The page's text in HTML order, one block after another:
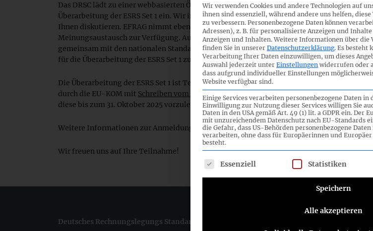
Das DRSC lädt zu einer webbasierten Öffentlichen Diskussionsveranstaltung (ÖD) zur
Überarbeitung der ESRS Set 1 ein. Wir informieren über die aktuellen Vorschläge und
Ihnen diskutieren. EFRAG nimmt ebenfalls an der Veranstaltung teil und steht für einen
Meinungsaustausch zur Verfügung. Auch in anderen EU-Mitgliedstaaten werden derzeit –
gemeinsam mit den nationalen Standardsetzern – ähnliche Veranstaltungen vorbereitet,
für die Überarbeitung der ESRS Set 1 zu diskutieren.
Die Überarbeitung der ESRS Set 1 ist Teil der Omnibus-Initiative der EU-Kommission.
durch die EU-KOM mit Schreiben vom 27. März 2025 mit der Überarbeitung beauftragt und
diese bis zum 31. Oktober 2025 vorzulegen.
Weitere Informationen zur Anmeldung folgen in Kürze.
Wir freuen uns auf Ihre Teilnahme!
Deutsches Rechnungslegungs Standards Committee e.V.
Wir verwenden Cookies und andere Technologien auf
ihnen sind essenziell, während andere uns helfen,
zu verbessern. Personenbezogene Daten können
Adressen), z. B. für personalisierte Anzeigen und
Anzeigen und Inhalten. Weitere Informationen über die
finden Sie in unserer Datenschutzerklärung. Es besteht
Verarbeitung Ihrer Daten einzuwilligen, um dieses
Auswahl jederzeit unter Einstellungen widerrufen oder
dass aufgrund individueller Einstellungen
Website verfügbar sind.
Einige Services verarbeiten personenbezogene Daten in
Einwilligung zur Nutzung dieser Services willigen Sie
Daten in den USA gemäß Art. 49 (1) lit. a GDPR ein. Der
mit unzureichendem Datenschutz nach EU-Standards
die Gefahr, dass US-Behörden personenbezogene
verarbeiten, ohne dass für Europäerinnen und
besteht.
Es folgt eine Liste der Service-Gruppen, für die
Essenziell Statistiken
Speichern
Alle akzeptieren